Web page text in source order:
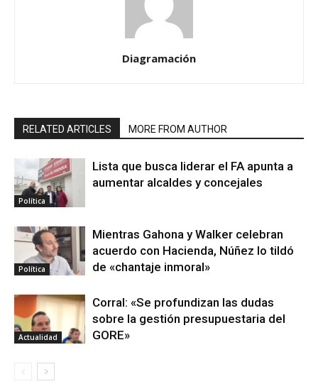
Diagramación
RELATED ARTICLES MORE FROM AUTHOR
Política
Lista que busca liderar el FA apunta a
aumentar alcaldes y concejales
Política
Mientras Gahona y Walker celebran
acuerdo con Hacienda, Núñez lo tildó
de «chantaje inmoral»
Actualidad
Corral: «Se profundizan las dudas
sobre la gestión presupuestaria del
GORE»